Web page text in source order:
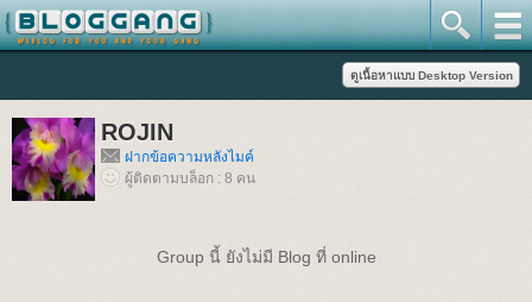
ROJIN
ฝากข้อความหลังไมค์
ผู้ติดตามบล็อก : 8 คน
Group นี้ ยังไม่มี Blog ที่ online